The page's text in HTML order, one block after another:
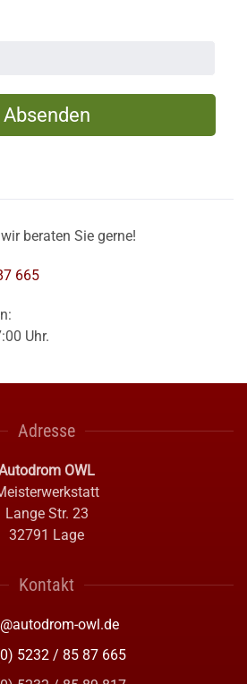
Absenden
beraten Sie gerne!
665
Uhr.
Adresse
OWL
Lange Str. 23
32791 Lage
Kontakt
owl.de
5232 / 85 87 665